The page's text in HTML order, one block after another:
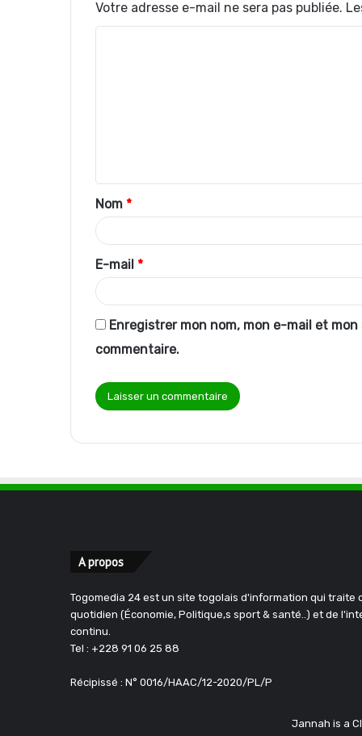
Votre adresse e-mail ne sera pas publiée.
t
a
i
r
e
*
Nom *
E-mail *
Enregistrer mon nom, mon e-mail et
commentaire.
A propos
Togomedia 24 est un site togolais d'information qui traite
quotidien (Économie, Politique,s sport & santé..) et de
continu.
Tel : +228 91 06 25 88
Récipissé : N° 0016/HAAC/12-2020/PL/P
Jannah is a